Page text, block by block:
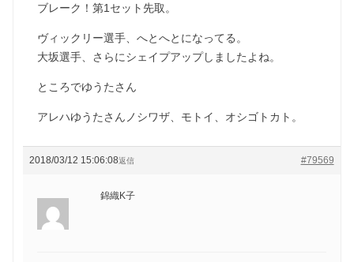
ブレーク！第1セット先取。
ヴィックリー選手、へとへとになってる。
大坂選手、さらにシェイプアップしましたよね。
ところでゆうたさん
アレハゆうたさんノシワザ、モトイ、オシゴトカト。
2018/03/12 15:06:08 #79569
返信
錦織K子